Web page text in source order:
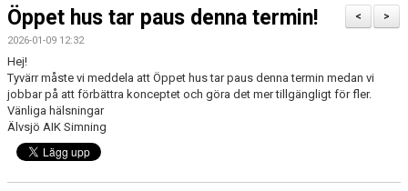
>
<
Öppet hus tar paus denna termin!
2026-01-09 12:32
Hej!
Tyvärr måste vi meddela att Öppet hus tar paus denna termin medan vi
jobbar på att förbättra konceptet och göra det mer tillgängligt för fler.
Vänliga hälsningar
Älvsjö AIK Simning